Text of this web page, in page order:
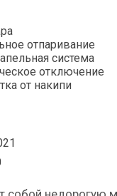
отпаривание
система
отключение
от накипи